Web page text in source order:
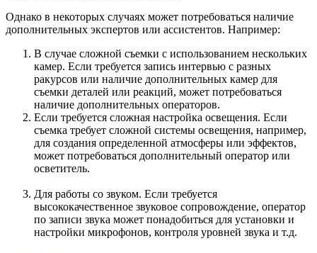
Однако в некоторых случаях может потребоваться наличие
дополнительных экспертов или ассистентов. Например:
В случае сложной съемки с использованием нескольких
камер. Если требуется запись интервью с разных
ракурсов или наличие дополнительных камер для
съемки деталей или реакций, может потребоваться
наличие дополнительных операторов.
Если требуется сложная настройка освещения. Если
съемка требует сложной системы освещения, например,
для создания определенной атмосферы или эффектов,
может потребоваться дополнительный оператор или
осветитель.
Для работы со звуком. Если требуется
высококачественное звуковое сопровождение, оператор
по записи звука может понадобиться для установки и
настройки микрофонов, контроля уровней звука и т.д.